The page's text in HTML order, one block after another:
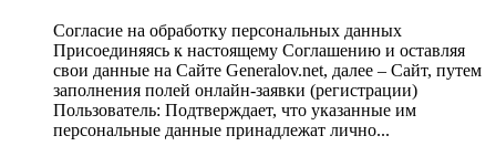
Согласие на обработку персональных данных
Присоединяясь к настоящему Соглашению и оставляя
свои данные на Сайте Generalov.net, далее – Сайт, путем
заполнения полей онлайн-заявки (регистрации)
Пользователь: Подтверждает, что указанные им
персональные данные принадлежат лично...